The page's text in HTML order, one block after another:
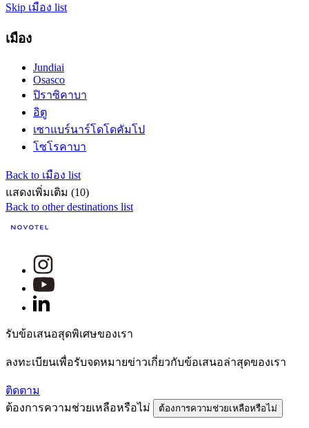
Skip เมือง list
เมือง
Jundiai
Osasco
ปิราซิคาบา
อิตู
เซาแบร์นาร์โดโดคัมโป
โซโรคาบา
Back to เมือง list
แสดงเพิ่มเติม (10)
Back to other destinations list
รับข้อเสนอสุดพิเศษของเรา
ลงทะเบียนเพื่อรับจดหมายข่าวเกี่ยวกับข้อเสนอล่าสุดของเรา
ติดตาม
ต้องการความช่วยเหลือหรือไม่
ต้องการความช่วยเหลือหรือไม่